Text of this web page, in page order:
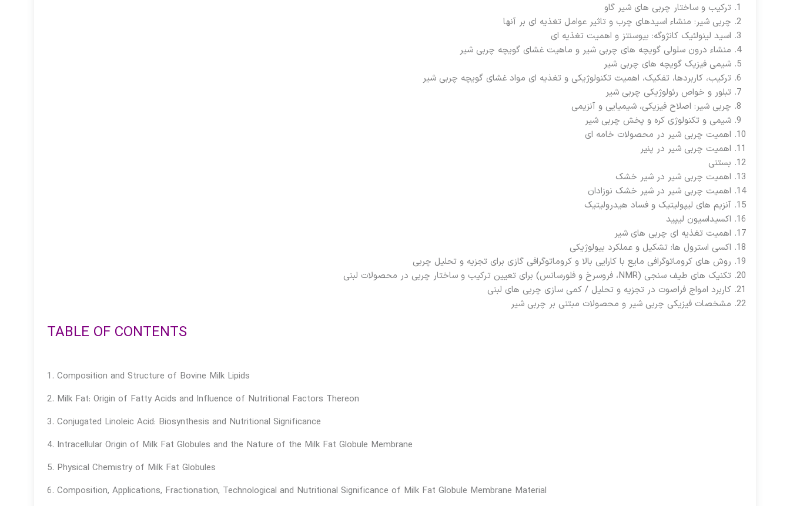
ترکیب و ساختار چربی های شیر گاو
چربی شیر: منشاء اسیدهای چرب و تاثیر عوامل تغذیه ای بر آنها
اسید لینولئیک کانژوگه: بیوسنتز و اهمیت تغذیه ای
منشاء درون سلولی گویچه های چربی شیر و ماهیت غشای گویچه چربی شیر
شیمی فیزیک گویچه های چربی شیر
ترکیب، کاربردها، تفکیک، اهمیت تکنولوژیکی و تغذیه ای مواد غشای گویچه چربی شیر
تبلور و خواص رئولوژیکی چربی شیر
چربی شیر: اصلاح فیزیکی، شیمیایی و آنزیمی
شیمی و تکنولوژی کره و پخش چربی شیر
اهمیت چربی شیر در محصولات خامه ای
اهمیت چربی شیر در پنیر
بستنی
اهمیت چربی شیر در شیر خشک
اهمیت چربی شیر در شیر خشک نوزادان
آنزیم های لیپولیتیک و فساد هیدرولیتیک
اکسیداسیون لیپید
اهمیت تغذیه ای چربی های شیر
اکسی استرول ها: تشکیل و عملکرد بیولوژیکی
روش های کروماتوگرافی مایع با کارایی بالا و کروماتوگرافی گازی برای تجزیه و تحلیل چربی
تکنیک های طیف سنجی (NMR، فروسرخ و فلورسانس) برای تعیین ترکیب و ساختار چربی در محصولات لبنی
کاربرد امواج فراصوت در تجزیه و تحلیل / کمی سازی چربی های لبنی
مشخصات فیزیکی چربی شیر و محصولات مبتنی بر چربی شیر
TABLE OF CONTENTS
1. Composition and Structure of Bovine Milk Lipids
2. Milk Fat: Origin of Fatty Acids and Influence of Nutritional Factors Thereon
3. Conjugated Linoleic Acid: Biosynthesis and Nutritional Significance
4. Intracellular Origin of Milk Fat Globules and the Nature of the Milk Fat Globule Membrane
5. Physical Chemistry of Milk Fat Globules
6. Composition, Applications, Fractionation, Technological and Nutritional Significance of Milk Fat Globule Membrane Material